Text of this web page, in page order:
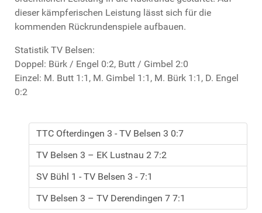
dieser kämpferischen Leistung lässt sich für die
kommenden Rückrundenspiele aufbauen.
Statistik TV Belsen:
Doppel: Bürk / Engel 0:2, Butt / Gimbel 2:0
Einzel: M. Butt 1:1, M. Gimbel 1:1, M. Bürk 1:1, D. Engel
0:2
TTC Ofterdingen 3 - TV Belsen 3 0:7
TV Belsen 3 – EK Lustnau 2 7:2
SV Bühl 1 - TV Belsen 3 - 7:1
TV Belsen 3 – TV Derendingen 7 7:1